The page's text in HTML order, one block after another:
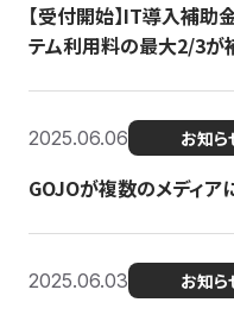
【受付開始】IT導入補助
テム利用料の最大2/3が
2025.06.06 お知ら
GOJOが複数のメディア
2025.06.03 お知ら